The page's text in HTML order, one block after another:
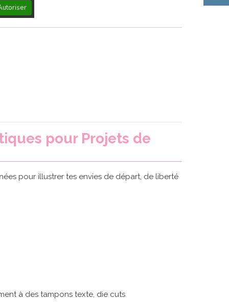
pour Projets de
pour illustrer tes envies de départ, de liberté
à des tampons texte, die cuts